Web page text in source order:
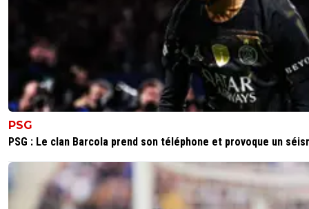
PSG
PSG : Le clan Barcola prend son téléphone et provoque un